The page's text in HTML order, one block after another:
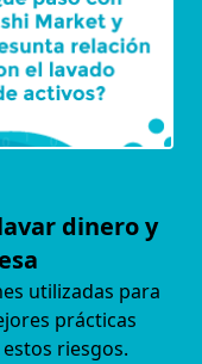
dinero y
utilizadas para
prácticas
riesgos.